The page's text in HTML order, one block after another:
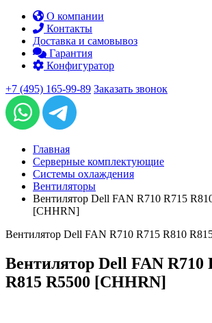
О компании
Контакты
Доставка и самовывоз
Гарантия
Конфигуратор
+7 (495) 165-99-89 Заказать звонок
Главная
Серверные комплектующие
Системы охлаждения
Вентиляторы
Вентилятор Dell FAN R710 R715
[CHHRN]
Вентилятор Dell FAN R710 R715 R810
Вентилятор Dell FAN R710
R815 R5500 [CHHRN]